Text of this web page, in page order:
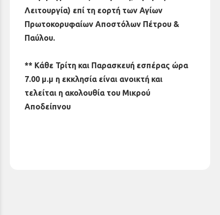
Λειτουργία) επί τη εορτή των Αγίων
Πρωτοκορυφαίων Αποστόλων Πέτρου &
Παύλου.
** Κάθε Τρίτη και Παρασκευή εσπέρας ώρα
7.00 μ.μ η εκκλησία είναι ανοικτή και
τελείται η ακολουθία του Μικρού
Αποδείπνου